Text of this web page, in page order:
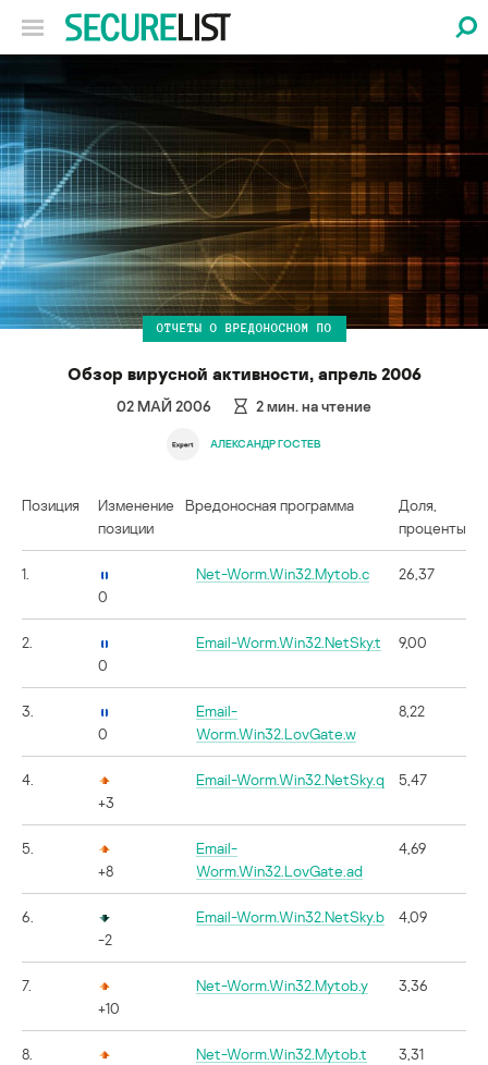
ОТЧЕТЫ О ВРЕДОНОСНОМ ПО
Обзор вирусной активности, апрель 2006
02 МАЙ 2006 2мин. на чтение
АЛЕКСАНДР ГОСТЕВ
Позиция
Изменение
позиции
Вредоносная программа
Доля,
проценты
1.
0
Net-Worm.Win32.Mytob.c 26,37
2.
0
Email-Worm.Win32.NetSky.t 9,00
3.
0
Email-
Worm.Win32.LovGate.w
8,22
4.
+3
Email-Worm.Win32.NetSky.q 5,47
5.
+8
Email-
Worm.Win32.LovGate.ad
4,69
6.
-2
Email-Worm.Win32.NetSky.b 4,09
7.
+10
Net-Worm.Win32.Mytob.y 3,36
8.
Net-Worm.Win32.Mytob.t 3,31